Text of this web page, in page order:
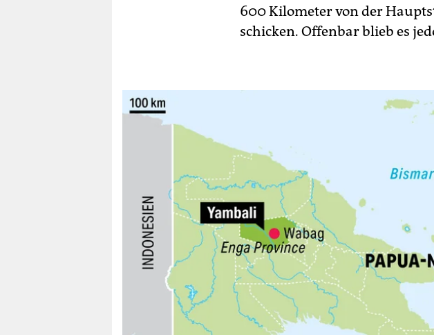
600 Kilometer von der
schicken. Offenbar blieb es